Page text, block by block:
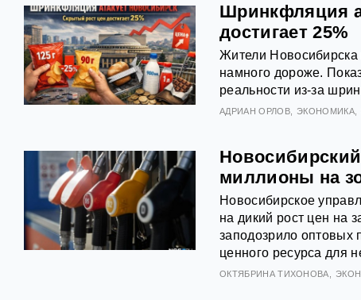
Шринкфляция
достигает 25%
Жители Новосибирска
намного дороже.
реальности из‑за
АДРИАН ОРЛОВ ЭКОНОМИКА
миллионы на
Новосибирское
на дикий рост цен на
заподозрило оптовых
ценного ресурса для
ОКТЯБРИНА ТИХОНОВА